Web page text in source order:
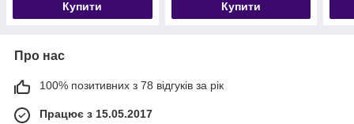
Купити Купити
Про нас
100% позитивних з 78 відгуків за рік
Працює з 15.05.2017